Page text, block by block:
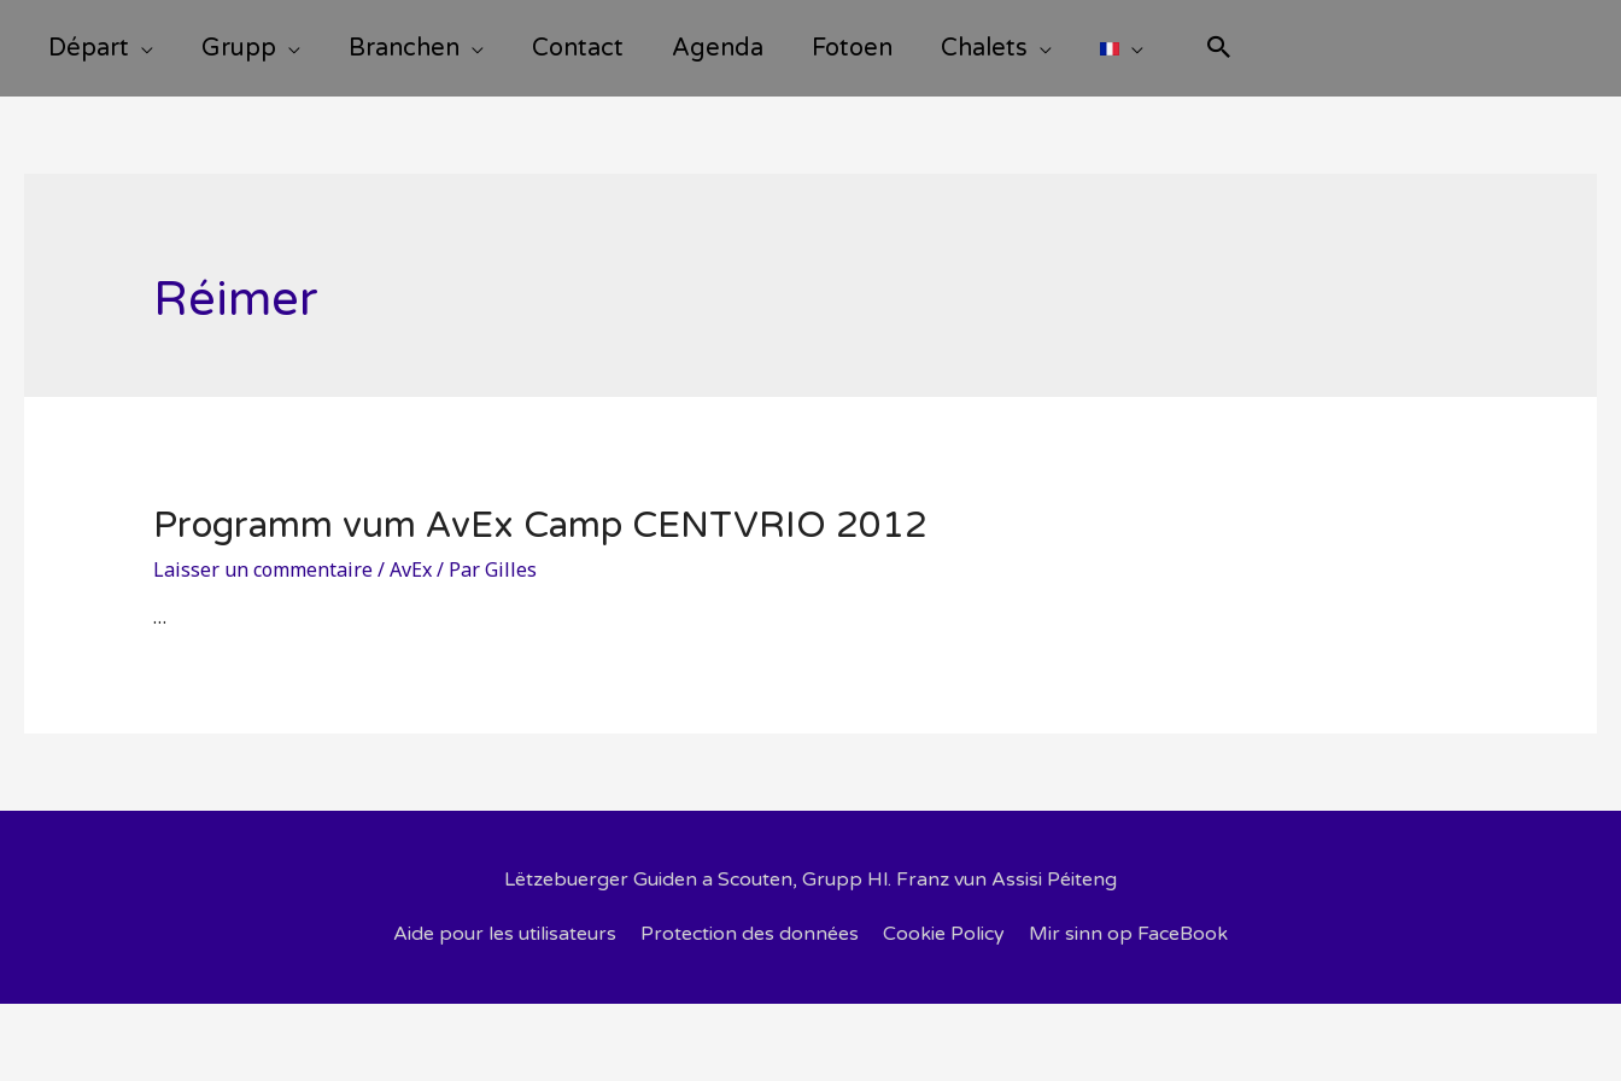
Départ Grupp Branchen Contact Agenda Fotoen Chalets
Réimer
Programm vum AvEx Camp CENTVRIO 2012
Laisser un commentaire/AvEx/ ParGilles
…
Lëtzebuerger Guiden a Scouten, Grupp Hl. Franz vun Assisi Péiteng
Aide pour les utilisateurs Protection des données Cookie Policy Mir sinn op FaceBook